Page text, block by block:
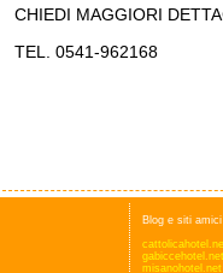
CHIEDI MAGGIORI
TEL. 0541-962168
Blog e siti amici
gabiccehotel.net
misanohotel.net